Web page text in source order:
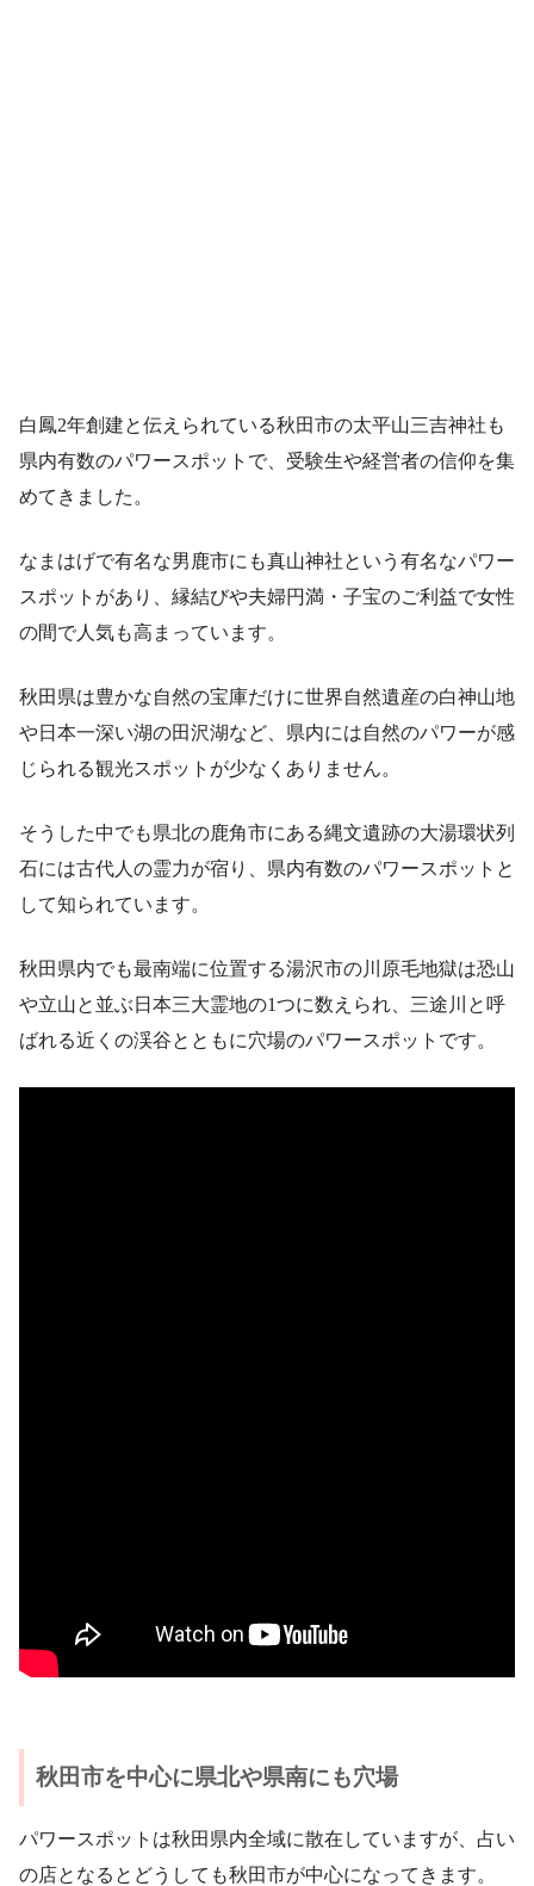
白鳳2年創建と伝えられている秋田市の太平山三吉神社も
県内有数のパワースポットで、受験生や経営者の信仰を集
めてきました。
なまはげで有名な男鹿市にも真山神社という有名なパワー
スポットがあり、縁結びや夫婦円満・子宝のご利益で女性
の間で人気も高まっています。
秋田県は豊かな自然の宝庫だけに世界自然遺産の白神山地
や日本一深い湖の田沢湖など、県内には自然のパワーが感
じられる観光スポットが少なくありません。
そうした中でも県北の鹿角市にある縄文遺跡の大湯環状列
石には古代人の霊力が宿り、県内有数のパワースポットと
して知られています。
秋田県内でも最南端に位置する湯沢市の川原毛地獄は恐山
や立山と並ぶ日本三大霊地の1つに数えられ、三途川と呼
ばれる近くの渓谷とともに穴場のパワースポットです。
秋田市を中心に県北や県南にも穴場
パワースポットは秋田県内全域に散在していますが、占い
の店となるとどうしても秋田市が中心になってきます。